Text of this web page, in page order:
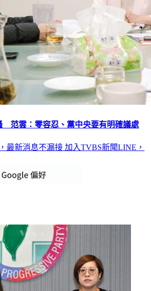
范雲：零容忍、黨中央要有明確議處
最新消息不漏接 加入TVBS新聞LINE，